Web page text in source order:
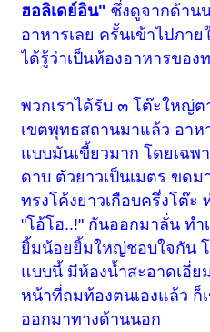
ฮอลิเดย์อิน"ซึ่งดูจากด้าน
อาหารเลย ครั้นเข้าไปภา
ได้รู้ว่าเป็นห้องอาหารของ
พวกเราได้รับ ๓ โต๊ะใหญ่
เขตพุทธสถานมาแล้ว อาห
แบบมันเขี้ยวมาก โดยเฉพ
ดาบ ตัวยาวเป็นเมตร ขด
ทรงโค้งยาวเกือบครึ่งโต๊ะ
"โอ้โฮ..!" กันออกมาลั่น ทำ
ยิ้มน้อยยิ้มใหญ่ชอบใจกัน
แบบนี้ มีห้องน้ำสะอาดเอี่ย
หน้าที่ถมท้องตนเองแล้ว ก็
ออกมาทางด้านนอก